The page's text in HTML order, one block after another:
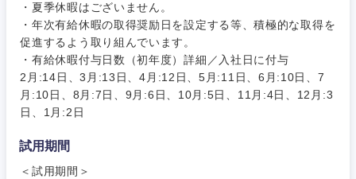
・夏季休暇はございません。
・年次有給休暇の取得奨励日を設定する等、積極的な取得を
促進するよう取り組んでいます。
・有給休暇付与日数（初年度）詳細／入社日に付与
2月:14日、3月:13日、4月:12日、5月:11日、6月:10日、7
月:10日、8月:7日、9月:6日、10月:5日、11月:4日、12月:3
日、1月:2日
試用期間
＜試用期間＞